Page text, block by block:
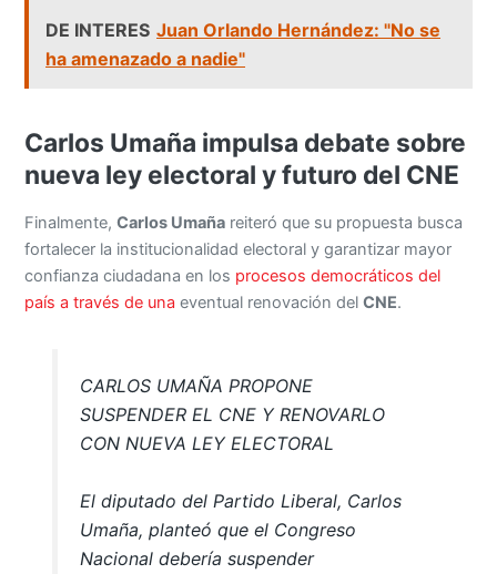
DE INTERES Juan Orlando Hernández: "No se
ha amenazado a nadie"
Carlos Umaña impulsa debate sobre
nueva ley electoral y futuro del CNE
Finalmente,Carlos Umaña reiteró que su propuesta busca
fortalecer la institucionalidad electoral y garantizar mayor
confianza ciudadana en los procesos democráticos del
país a través de unaeventual renovación delCNE.
CARLOS UMAÑA PROPONE
SUSPENDER EL CNE Y RENOVARLO
CON NUEVA LEY ELECTORAL
El diputado del Partido Liberal, Carlos
Umaña, planteó que el Congreso
Nacional debería suspender